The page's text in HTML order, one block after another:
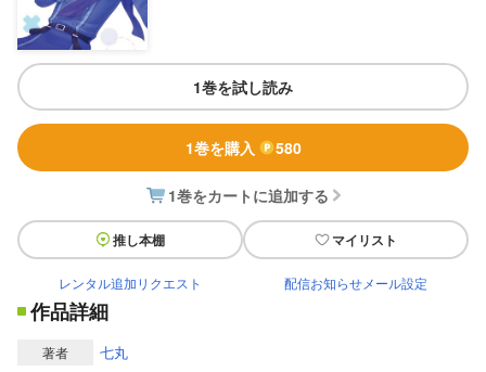
1巻を試し読み
1巻を購入 580
1巻をカートに追加する
推し本棚 マイリスト
レンタル追加リクエスト 配信お知らせメール設定
作品詳細
著者 七丸